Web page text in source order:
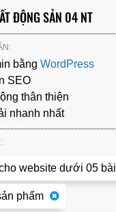
ĐỘNG SẢN 04 NT
bằng WordPress
SEO
thân thiện
nhanh nhất
website dưới 05 bài
phẩm